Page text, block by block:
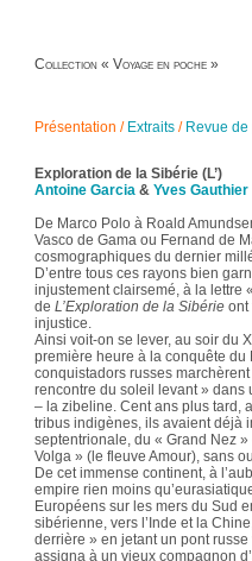
Collection « Voyage en poche »
Présentation / Extraits / Revue de
Exploration de la Sibérie (L’)
Antoine Garcia & Yves Gauthier
De Marco Polo à Roald
Vasco de Gama ou Fernand de
cosmographiques du dernier
D’entre tous ces rayons bien
injustement clairsemé, à la lettre
de L’Exploration de la Sibérie ont
injustice.
Ainsi voit-on se lever, au soir du
première heure à la conquête du
conquistadors russes
rencontre du soleil levant » dans
– la zibeline. Cent ans plus tard,
tribus indigènes, ils avaient déjà
septentrionale, du « Grand Nez
Volga » (le fleuve Amour), sans
De cet immense continent, à
empire rien moins
Européens sur les mers du Sud
sibérienne, vers l’Inde et la
derrière » en jetant un pont russe
assigna à un vieux compagnon